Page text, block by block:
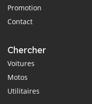
Promotion
Contact
Chercher
Voitures
Motos
Utilitaires